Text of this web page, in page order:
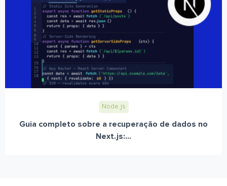
Node.js
Guia completo sobre a recuperação de dados no
Next.js:...